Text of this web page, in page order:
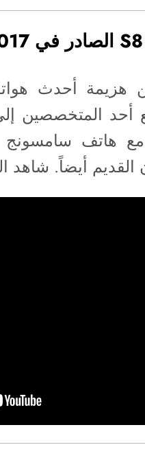
فون 7 بلس من هزيمة
وتجربته مع هاتف
أيضاً. شاهد